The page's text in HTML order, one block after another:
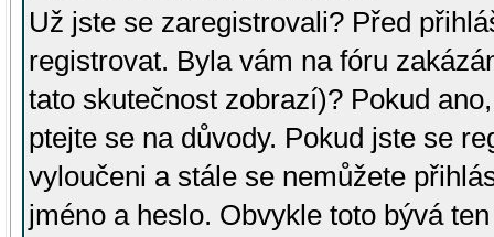
Už jste se zaregistrovali? Před
registrovat. Byla vám na fóru
tato skutečnost zobrazí)? Pokud
ptejte se na důvody. Pokud jste se
vyloučeni a stále se nemůžete
jméno a heslo. Obvykle toto bývá